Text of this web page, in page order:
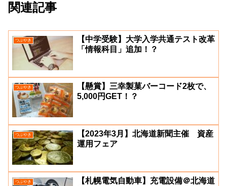
関連記事
つぶやき
【中学受験】大学入学共通テスト改革
「情報科目」追加！？
つぶやき
【懸賞】三幸製菓バーコード2枚で、
5,000円GET！？
つぶやき
【2023年3月】北海道新聞主催 資産
運用フェア
つぶやき
【札幌電気自動車】充電設備＠北海道